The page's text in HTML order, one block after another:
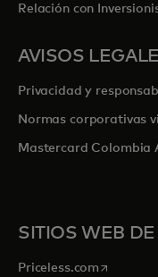
Relación con
AVISOS
Privacidad y
Normas corporativas
Mastercard Colombia
SITIOS WEB
Priceless.com se abre